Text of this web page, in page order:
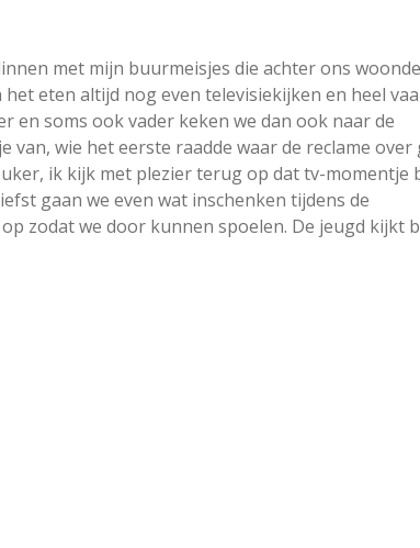
met mijn buurmeisjes die achter ons
eten altijd nog even televisiekijken en heel
en soms ook vader keken we dan ook naar de
van, wie het eerste raadde waar de reclame over
ik kijk met plezier terug op dat tv-momentje
gaan we even wat inschenken tijdens de
zodat we door kunnen spoelen. De jeugd kijkt